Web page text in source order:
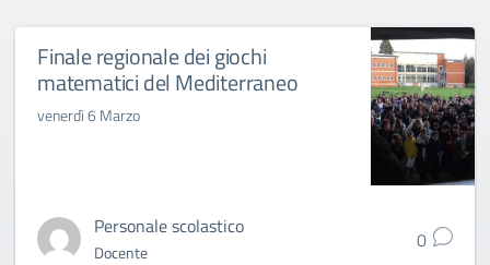
Finale regionale dei giochi
matematici del Mediterraneo
venerdì 6 Marzo
Personale scolastico
Docente 0